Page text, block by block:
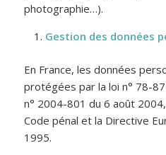
photographie…).
Gestion des données
En France, les données
protégées par la loi n° 78-
n° 2004-801 du 6 août
Code pénal et la Directive
1995.